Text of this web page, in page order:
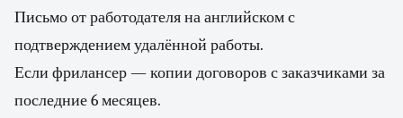
Письмо от работодателя на английском с
подтверждением удалённой работы.
Если фрилансер — копии договоров с заказчиками за
последние 6 месяцев.